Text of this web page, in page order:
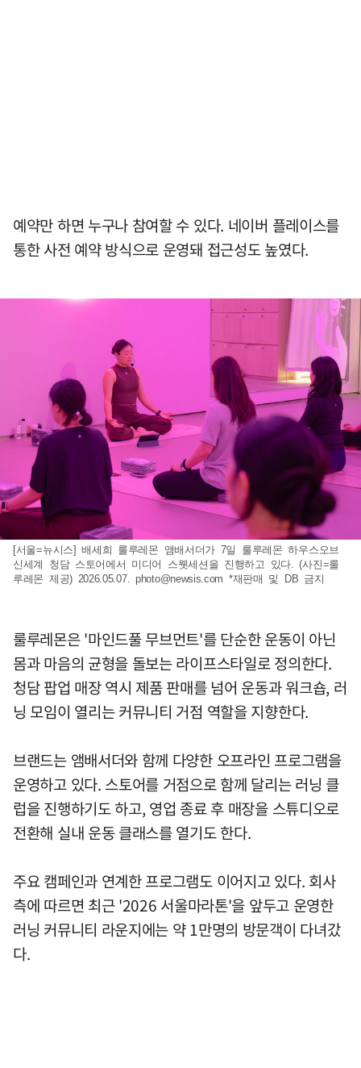
예약만 하면 누구나 참여할 수 있다. 네이버 플레이스를
통한 사전 예약 방식으로 운영돼 접근성도 높였다.
[서울=뉴시스] 배세희 룰루레몬 앰배서더가 7일 룰루레몬 하우스오브
신세계 청담 스토어에서 미디어 스웻세션을 진행하고 있다. (사진=룰
루레몬 제공) 2026.05.07. photo@newsis.com *재판매 및 DB 금지
룰루레몬은 '마인드풀 무브먼트'를 단순한 운동이 아닌
몸과 마음의 균형을 돌보는 라이프스타일로 정의한다.
청담 팝업 매장 역시 제품 판매를 넘어 운동과 워크숍, 러
닝 모임이 열리는 커뮤니티 거점 역할을 지향한다.
브랜드는 앰배서더와 함께 다양한 오프라인 프로그램을
운영하고 있다. 스토어를 거점으로 함께 달리는 러닝 클
럽을 진행하기도 하고, 영업 종료 후 매장을 스튜디오로
전환해 실내 운동 클래스를 열기도 한다.
주요 캠페인과 연계한 프로그램도 이어지고 있다. 회사
측에 따르면 최근 '2026 서울마라톤'을 앞두고 운영한
러닝 커뮤니티 라운지에는 약 1만명의 방문객이 다녀갔
다.